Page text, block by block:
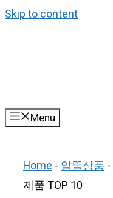
Skip to content
Menu
Home-알뜰상품-
제품 TOP 10